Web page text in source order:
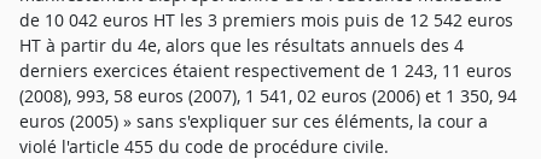
de 10 042 euros HT les 3 premiers mois puis de 12 542 euros
HT à partir du 4e, alors que les résultats annuels des 4
derniers exercices étaient respectivement de 1 243, 11 euros
(2008), 993, 58 euros (2007), 1 541, 02 euros (2006) et 1 350, 94
euros (2005) » sans s'expliquer sur ces éléments, la cour a
violé l'article 455 du code de procédure civile.